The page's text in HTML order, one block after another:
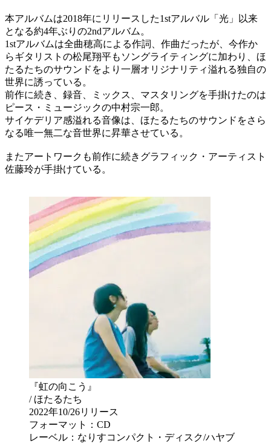
本アルバムは2018年にリリースした1stアルバル「光」以来
となる約4年ぶりの2ndアルバム。
1stアルバムは全曲穂高による作詞、作曲だったが、今作か
らギタリストの松尾翔平もソングライティングに加わり、ほ
たるたちのサウンドをより一層オリジナリティ溢れる独自の
世界に誘っている。
前作に続き、録音、ミックス、マスタリングを手掛けたのは
ピース・ミュージックの中村宗一郎。
サイケデリア感溢れる音像は、ほたるたちのサウンドをさら
なる唯一無二な音世界に昇華させている。
またアートワークも前作に続きグラフィック・アーティスト
佐藤玲が手掛けている。
『虹の向こう』
/ ほたるたち
2022年10/26リリース
フォーマット：CD
レーベル：なりすコンパクト・ディスク/ハヤブ